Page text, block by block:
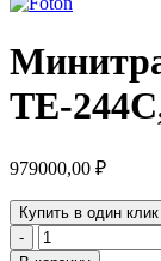
TE-
979000,00 ₽
Купить в один клик
Количество
товара